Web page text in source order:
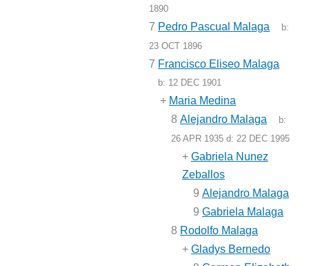
1890
7 Pedro Pascual Malaga
b:
23 OCT 1896
7 Francisco Eliseo Malaga
b: 12 DEC 1901
+ Maria Medina
8 Alejandro Malaga
b:
26 APR 1935 d: 22 DEC 1995
+ Gabriela Nunez
Zeballos
9 Alejandro Malaga
9 Gabriela Malaga
8 Rodolfo Malaga
+ Gladys Bernedo